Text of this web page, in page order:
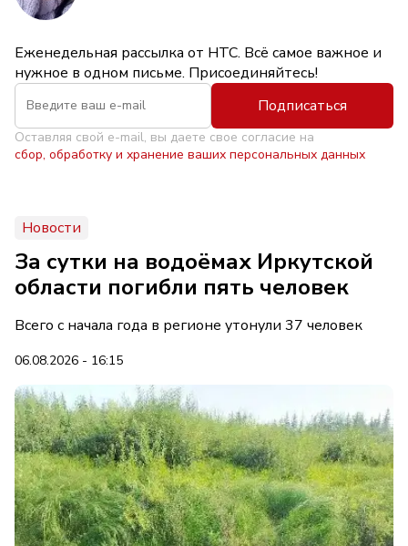
Еженедельная рассылка от НТС. Всё самое важное и
нужное в одном письме. Присоединяйтесь!
Подписаться
Оставляя свой e-mail, вы даете свое согласие на
сбор, обработку и хранение ваших персональных данных
Новости
За сутки на водоёмах Иркутской
области погибли пять человек
Всего с начала года в регионе утонули 37 человек
06.08.2026 - 16:15